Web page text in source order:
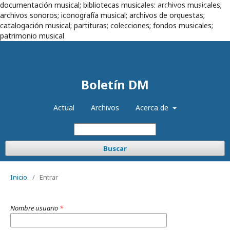
documentación musical; bibliotecas musicales; archivos musicales;
archivos sonoros; iconografía musical; archivos de orquestas;
catalogación musical; partituras; colecciones; fondos musicales;
patrimonio musical
Boletín DM
Actual Archivos Acerca de
Buscar
Registrarse Entrar
Inicio / Entrar
Nombre usuario *